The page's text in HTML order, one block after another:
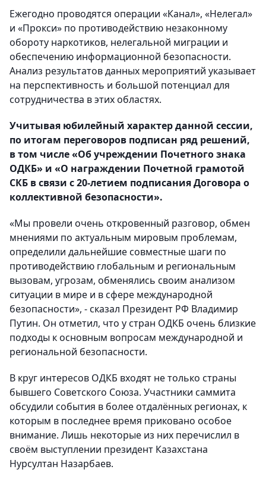
Ежегодно проводятся операции «Канал», «Нелегал»
и «Прокси» по противодействию незаконному
обороту наркотиков, нелегальной миграции и
обеспечению информационной безопасности.
Анализ результатов данных мероприятий указывает
на перспективность и большой потенциал для
сотрудничества в этих областях.
Учитывая юбилейный характер данной сессии,
по итогам переговоров подписан ряд решений,
в том числе «Об учреждении Почетного знака
ОДКБ» и «О награждении Почетной грамотой
СКБ в связи с 20-летием подписания Договора о
коллективной безопасности».
«Мы провели очень откровенный разговор, обмен
мнениями по актуальным мировым проблемам,
определили дальнейшие совместные шаги по
противодействию глобальным и региональным
вызовам, угрозам, обменялись своим анализом
ситуации в мире и в сфере международной
безопасности», - сказал Президент РФ Владимир
Путин. Он отметил, что у стран ОДКБ очень близкие
подходы к основным вопросам международной и
региональной безопасности.
В круг интересов ОДКБ входят не только страны
бывшего Советского Союза. Участники саммита
обсудили события в более отдалённых регионах, к
которым в последнее время приковано особое
внимание. Лишь некоторые из них перечислил в
своём выступлении президент Казахстана
Нурсултан Назарбаев.